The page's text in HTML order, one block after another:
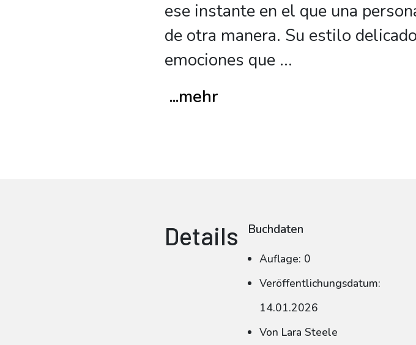
ese instante en el que una
de otra manera. Su estilo
emociones que ...
...mehr
Details Buchdaten
Auflage: 0
Veröffentlichungsdatum:
14.01.2026
Von Lara Steele